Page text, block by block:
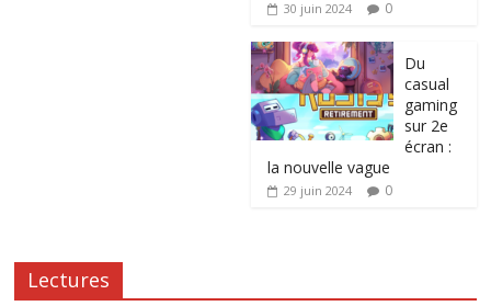
30 juin 2024 0
Du
casual
gaming
sur 2e
écran :
la nouvelle vague
29 juin 2024 0
Lectures